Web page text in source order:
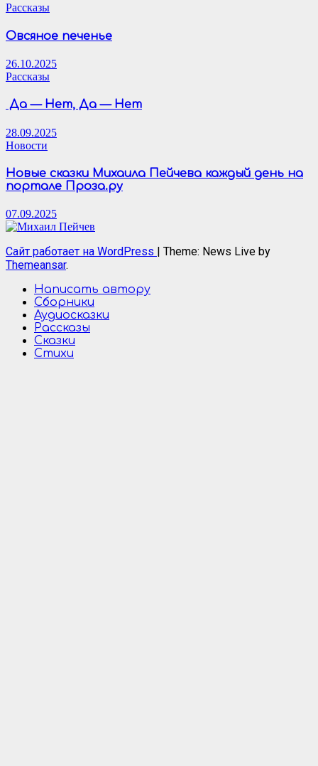
Рассказы
Овсяное печенье
26.10.2025
Рассказы
Да — Нет, Да — Нет
28.09.2025
Новости
Новые сказки Михаила Пейчева каждый день на
портале Проза.ру
07.09.2025
Сайт работает на WordPress | Theme: News Live by
Themeansar.
Написать автору
Сборники
Аудиосказки
Рассказы
Сказки
Стихи